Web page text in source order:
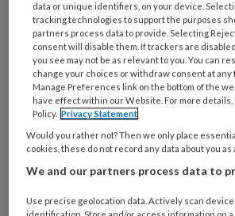
Maak gratis een account
artikelen gratis per
Al een account of
Wat
is
je
e-
* *
Kies
je
data or unique identifiers, on your device.
tracking technologies to support the purposes
partners process data to provide. Selecting
consent will disable them. If trackers are
you see may not be as relevant to you. You can
change your choices or withdraw consent at any
Manage Preferences link on the bottom of the
have effect within our Website. For more
Policy. Privacy Statement
Would you rather not? Then we only place
cookies, these do not record any data about you as
We and our partners process data to
Use precise geolocation data. Actively scan